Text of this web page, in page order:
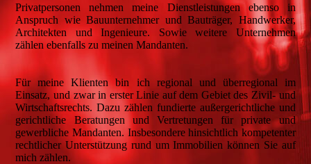
Privatpersonen nehmen meine Dienstleistungen ebenso in
Anspruch wie Bauunternehmer und Bauträger, Handwerker,
Architekten und Ingenieure. Sowie weitere Unternehmen
zählen ebenfalls zu meinen Mandanten.
Für meine Klienten bin ich regional und überregional im
Einsatz, und zwar in erster Linie auf dem Gebiet des Zivil- und
Wirtschaftsrechts. Dazu zählen fundierte außergerichtliche und
gerichtliche Beratungen und Vertretungen für private und
gewerbliche Mandanten. Insbesondere hinsichtlich kompetenter
rechtlicher Unterstützung rund um Immobilien können Sie auf
mich zählen.